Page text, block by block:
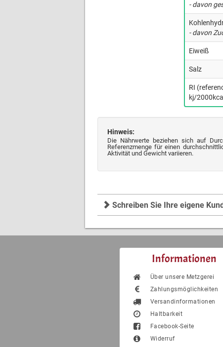
- davon
- davon
Eiweiß
Salz
RI
kj/
Hinweis:
Die Nährwerte beziehen sich auf
Referenzmenge für einen
Aktivität und Gewicht variieren.
Schreiben Sie Ihre eigene
Informationen
Über unsere Metzgerei
Zahlungsmöglichkeiten
Versandinformationen
Haltbarkeit
Facebook-Seite
Widerruf